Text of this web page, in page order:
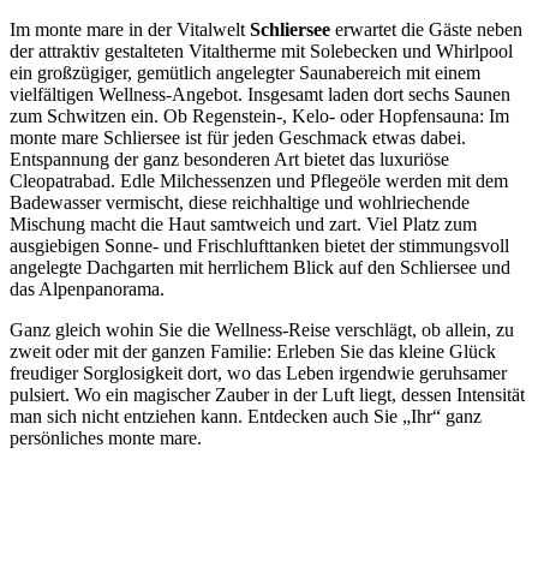
Im monte mare in der Vitalwelt Schliersee erwartet die Gäste neben
der attraktiv gestalteten Vitaltherme mit Solebecken und Whirlpool
ein großzügiger, gemütlich angelegter Saunabereich mit einem
vielfältigen Wellness-Angebot. Insgesamt laden dort sechs Saunen
zum Schwitzen ein. Ob Regenstein-, Kelo- oder Hopfensauna: Im
monte mare Schliersee ist für jeden Geschmack etwas dabei.
Entspannung der ganz besonderen Art bietet das luxuriöse
Cleopatrabad. Edle Milchessenzen und Pflegeöle werden mit dem
Badewasser vermischt, diese reichhaltige und wohlriechende
Mischung macht die Haut samtweich und zart. Viel Platz zum
ausgiebigen Sonne- und Frischlufttanken bietet der stimmungsvoll
angelegte Dachgarten mit herrlichem Blick auf den Schliersee und
das Alpenpanorama.
Ganz gleich wohin Sie die Wellness-Reise verschlägt, ob allein, zu
zweit oder mit der ganzen Familie: Erleben Sie das kleine Glück
freudiger Sorglosigkeit dort, wo das Leben irgendwie geruhsamer
pulsiert. Wo ein magischer Zauber in der Luft liegt, dessen Intensität
man sich nicht entziehen kann. Entdecken auch Sie „Ihr“ ganz
persönliches monte mare.